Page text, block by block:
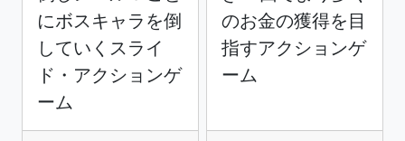
にボスキャラを倒
していくスライ
ド・アクションゲ
ーム
のお金の獲得を目
指すアクションゲ
ーム